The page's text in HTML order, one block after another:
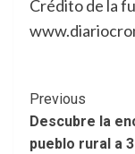
Crédito de la
Post
Previous
Descubre la
pueblo rural a